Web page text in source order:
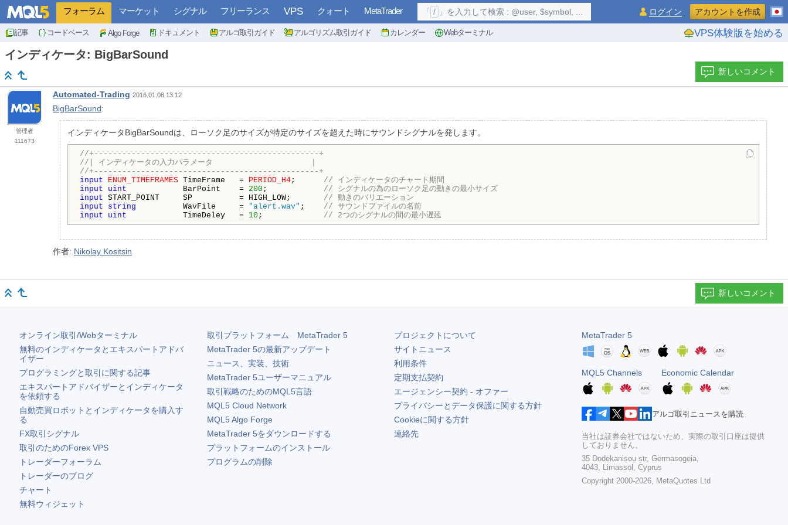
フォーラム マーケット シグナル フリーランス VPS クォート MetaTrader
記事 コードベース Algo Forge ドキュメント アルゴ取引ガイド アルゴリズム取引ガイド カレンダー Webターミナル VPS体験版を始める
「 / 」を入力して検索 : @user, $symbol, ... ログイン アカウントを作成
インディケータ: BigBarSound
新しいコメント
管理者
111673
Automated-Trading 2016.01.08 13:12
BigBarSound:
インディケータBigBarSoundは、ローソク足のサイズが特定のサイズを超えた時にサウンドシグナルを発します。
//+------------------------------------------------+
//| インディケータの入力パラメータ                     |
//+------------------------------------------------+
input
ENUM_TIMEFRAMES TimeFrame   = PERIOD_H4; // インディケータのチャート期間
input
uint BarPoint    = 200 ; // シグナルの為のローソク足の動きの最小サイズ
input START_POINT     SP          = HIGH_LOW; // 動きのバリエーション
input
string WavFile     = "alert.wav" ; // サウンドファイルの名前
input
uint TimeDeley   = 10 ; // 2つのシグナルの間の最小遅延
作者: Nikolay Kositsin
新しいコメント
オンライン取引/Webターミナル
無料のインディケータとエキスパートアドバ
イザー
プログラミングと取引に関する記事
エキスパートアドバイザーとインディケータ
を依頼する
自動売買ロボットとインディケータを購入す
る
FX取引シグナル
取引のためのForex VPS
トレーダーフォーラム
トレーダーのブログ
チャート
無料ウィジェット
取引プラットフォーム MetaTrader 5
MetaTrader 5の最新アップデート
ニュース、実装、技術
MetaTrader 5ユーザーマニュアル
取引戦略のためのMQL5言語
MQL5 Cloud Network
MQL5 Algo Forge
MetaTrader 5をダウンロードする
プラットフォームのインストール
プログラムの削除
プロジェクトについて
サイトニュース
利用条件
定期支払契約
エージェンシー契約 - オファー
プライバシーとデータ保護に関する方針
Cookieに関する方針
連絡先
MetaTrader 5
MQL5 Channels Economic Calendar
アルゴ取引ニュースを購読
当社は証券会社ではないため、実際の取引口座は提供
しておりません。
35 Dodekanisou str, Germasogeia,
4043, Limassol, Cyprus
Copyright 2000-2026, MetaQuotes Ltd